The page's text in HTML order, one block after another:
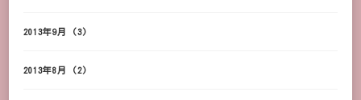
2013年9月 (3)
2013年8月 (2)